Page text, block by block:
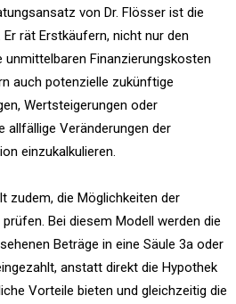
von Dr. Flösser ist die
rät Erstkäufern, nicht nur den
unmittelbaren Finanzierungskosten
auch potenzielle zukünftige
Wertsteigerungen oder
allfällige Veränderungen der
einzukalkulieren.
zudem, die Möglichkeiten der
Bei diesem Modell werden die
Beträge in eine Säule 3a oder
anstatt direkt die Hypothek
Vorteile bieten und gleichzeitig die